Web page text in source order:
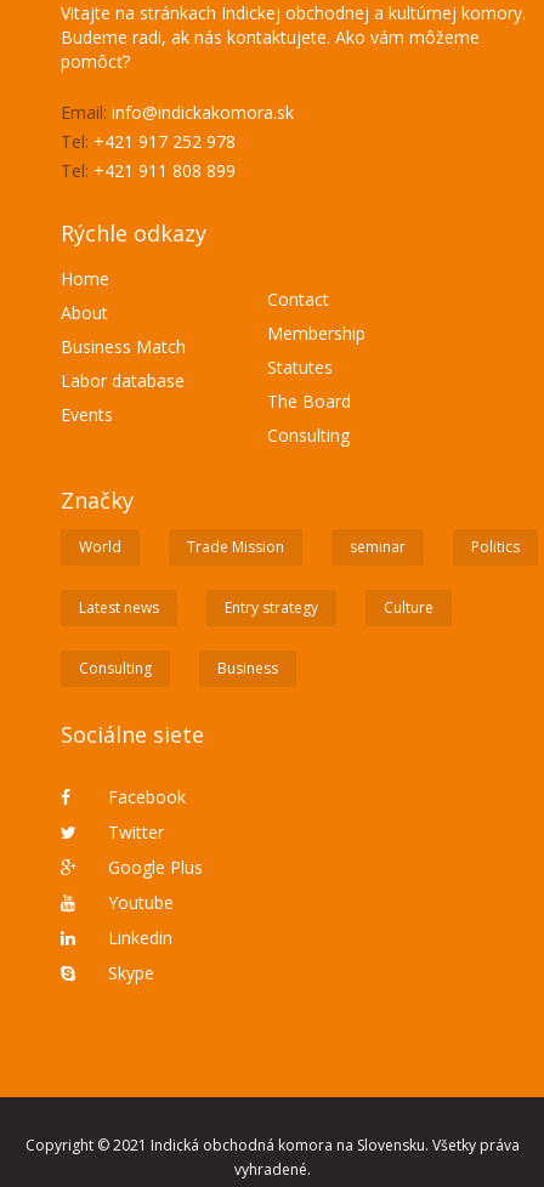
Vitajte na stránkach Indickej obchodnej a kultúrnej komory.
Budeme radi, ak nás kontaktujete. Ako vám môžeme
pomôcť?
Email: info@indickakomora.sk
Tel: +421 917 252 978
Tel: +421 911 808 899
Rýchle odkazy
Home
About
Business Match
Labor database
Events
Contact
Membership
Statutes
The Board
Consulting
Značky
World Trade Mission seminar Politics
Latest news Entry strategy Culture
Consulting Business
Sociálne siete
Facebook
Twitter
Google Plus
Youtube
Linkedin
Skype
Copyright © 2021 Indická obchodná komora na Slovensku. Všetky práva
vyhradené.